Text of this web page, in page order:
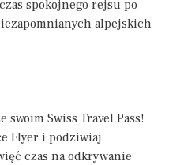
spokojnego rejsu po
alpejskich
Swiss Travel Pass!
Flyer i podziwiaj
czas na odkrywanie